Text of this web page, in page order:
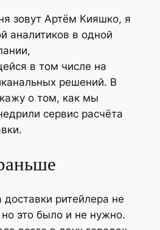
зовут Артём Кияшко, я
аналитиков в одной
в том числе на
решений. В
о том, как мы
сервис расчёта
доставки ритейлера не
это было и не нужно.